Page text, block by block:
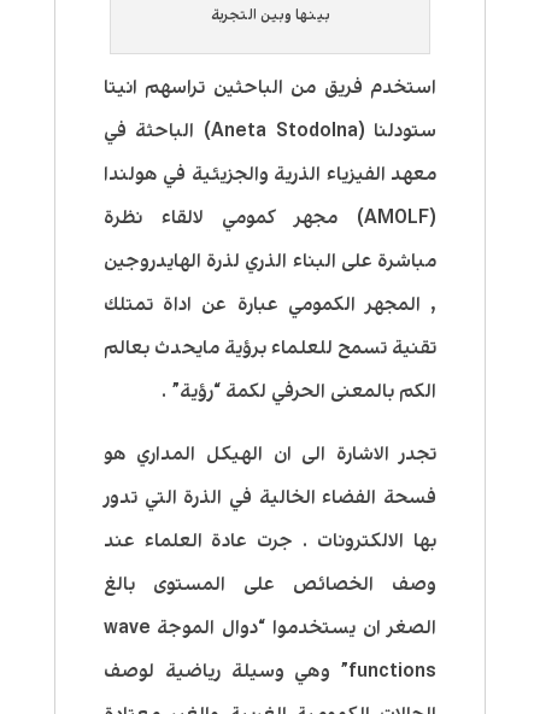
بينها وبين التجربة
استخدم فريق من الباحثين تراسهم انيتا
ستودلنا (Aneta Stodolna) الباحثة في
معهد الفيزياء الذرية والجزيئية في هولندا
(AMOLF) مجهر كمومي لالقاء نظرة
مباشرة على البناء الذري لذرة الهايدروجين
, المجهر الكمومي عبارة عن اداة تمتلك
تقنية تسمح للعلماء برؤية مايحدث بعالم
الكم بالمعنى الحرفي لكمة “رؤية” .
تجدر الاشارة الى ان الهيكل المداري هو
فسحة الفضاء الخالية في الذرة التي تدور
بها الالكترونات . جرت عادة العلماء عند
وصف الخصائص على المستوى بالغ
الصغر ان يستخدموا “دوال الموجة wave
functions” وهي وسيلة رياضية لوصف